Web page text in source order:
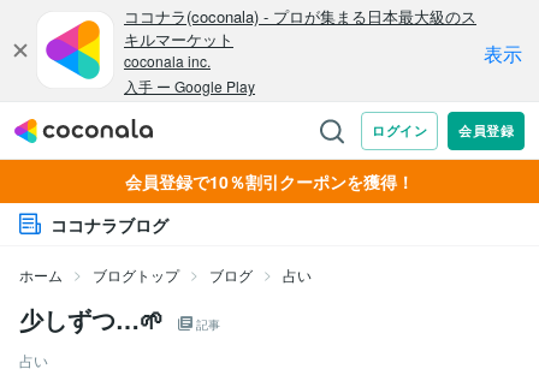
会員登録で10％割引クーポンを獲得！
ココナラブログ
ホーム ブログトップ ブログ 占い
少しずつ…🌱 記事
占い